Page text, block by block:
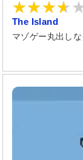
The Island
マゾゲー丸出し